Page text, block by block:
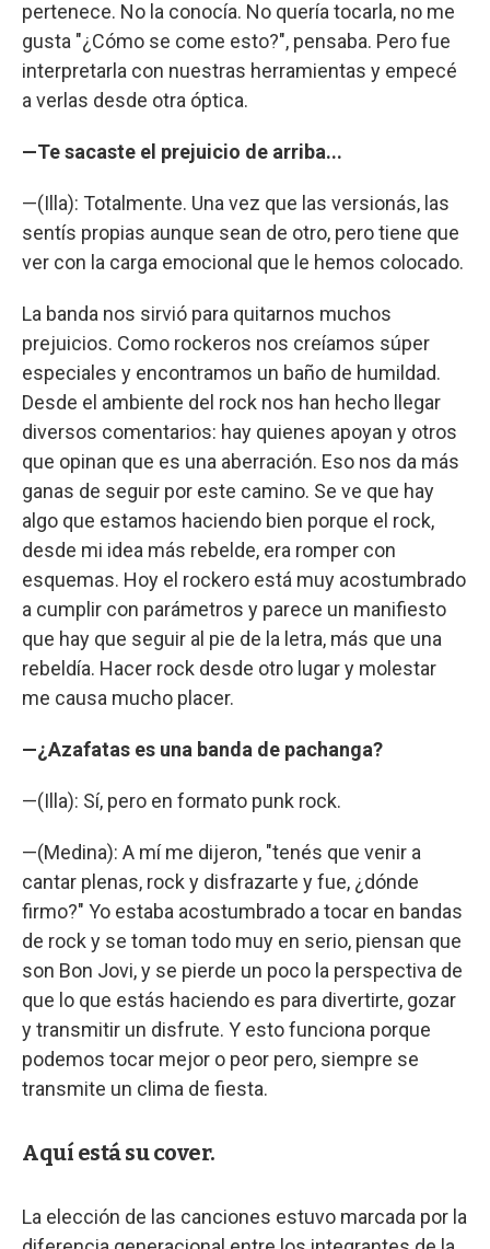
pertenece. No la conocía. No quería tocarla, no me
gusta "¿Cómo se come esto?", pensaba. Pero fue
interpretarla con nuestras herramientas y empecé
a verlas desde otra óptica.
—Te sacaste el prejuicio de arriba...
—(Illa): Totalmente. Una vez que las versionás, las
sentís propias aunque sean de otro, pero tiene que
ver con la carga emocional que le hemos colocado.
La banda nos sirvió para quitarnos muchos
prejuicios. Como rockeros nos creíamos súper
especiales y encontramos un baño de humildad.
Desde el ambiente del rock nos han hecho llegar
diversos comentarios: hay quienes apoyan y otros
que opinan que es una aberración. Eso nos da más
ganas de seguir por este camino. Se ve que hay
algo que estamos haciendo bien porque el rock,
desde mi idea más rebelde, era romper con
esquemas. Hoy el rockero está muy acostumbrado
a cumplir con parámetros y parece un manifiesto
que hay que seguir al pie de la letra, más que una
rebeldía. Hacer rock desde otro lugar y molestar
me causa mucho placer.
—¿Azafatas es una banda de pachanga?
—(Illa): Sí, pero en formato punk rock.
—(Medina): A mí me dijeron, "tenés que venir a
cantar plenas, rock y disfrazarte y fue, ¿dónde
firmo?" Yo estaba acostumbrado a tocar en bandas
de rock y se toman todo muy en serio, piensan que
son Bon Jovi, y se pierde un poco la perspectiva de
que lo que estás haciendo es para divertirte, gozar
y transmitir un disfrute. Y esto funciona porque
podemos tocar mejor o peor pero, siempre se
transmite un clima de fiesta.
Aquí está su cover.
La elección de las canciones estuvo marcada por la